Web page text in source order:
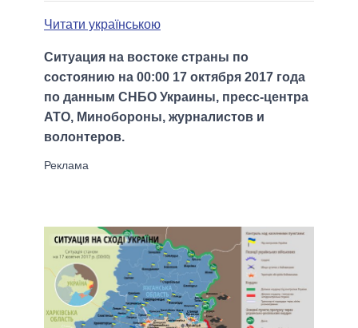
ГЛАВЫ ОБЛАДМИНИСТРАЦИЙ
МЭРЫ
СРАВНЕНИЕ ПОЛИТИКОВ
Читати українською
Ситуация на востоке страны по
состоянию на 00:00 17 октября 2017 года
по данным СНБО Украины, пресс-центра
АТО, Минобороны, журналистов и
волонтеров.